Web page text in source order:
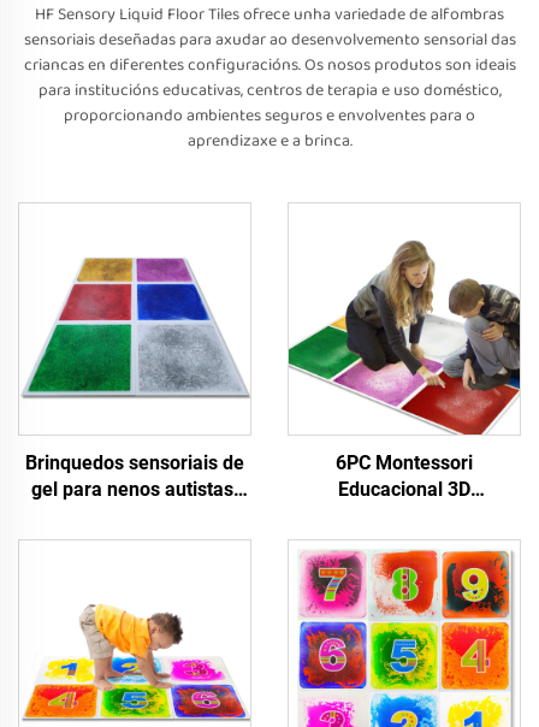
HF Sensory Liquid Floor Tiles ofrece unha variedade de alfombras
sensoriais deseñadas para axudar ao desenvolvemento sensorial das
criancas en diferentes configuracións. Os nosos produtos son ideais
para institucións educativas, centros de terapia e uso doméstico,
proporcionando ambientes seguros e envolventes para o
aprendizaxe e a brinca.
Brinquedos sensoriais de
gel para nenos autistas,
descomprimir
6PC Montessori
Educacional 3D
para autismo, xoguete de
PVC colorido, peza de lava
líquida para xogar ao aire
libre para nenos